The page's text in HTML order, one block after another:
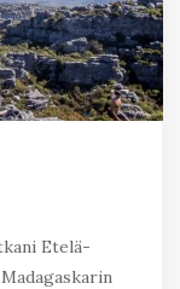
Etelä-